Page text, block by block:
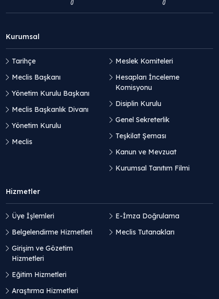
Kurumsal
Tarihçe
Meclis Başkanı
Yönetim Kurulu Başkanı
Meclis Başkanlık Divanı
Yönetim Kurulu
Meclis
Meslek Komiteleri
Hesapları İnceleme
Komisyonu
Disiplin Kurulu
Genel Sekreterlik
Teşkilat Şeması
Kanun ve Mevzuat
Kurumsal Tanıtım Filmi
Hizmetler
Üye İşlemleri
Belgelendirme Hizmetleri
Girişim ve Gözetim
Hizmetleri
Eğitim Hizmetleri
Araştırma Hizmetleri
E-İmza Doğrulama
Meclis Tutanakları